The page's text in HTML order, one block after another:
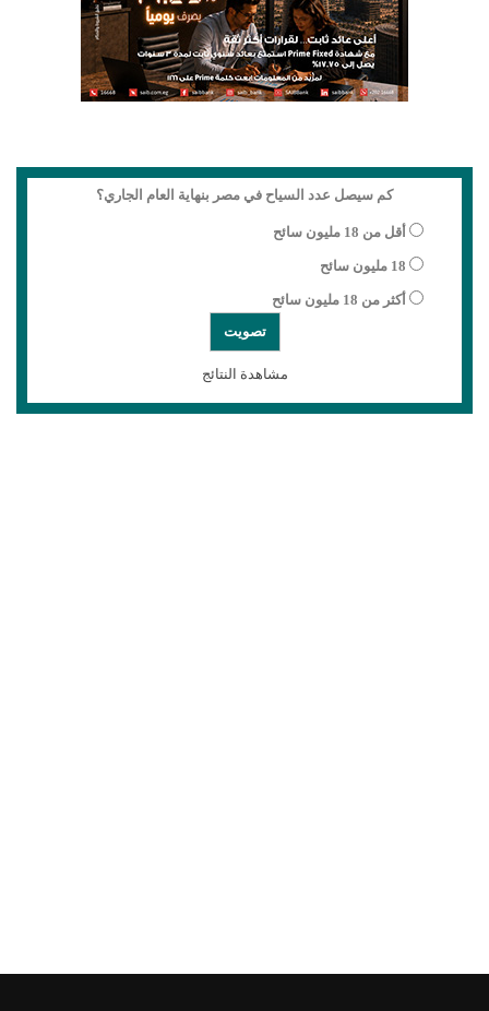
كم سيصل عدد السياح في مصر بنهاية العام الجاري؟
أقل من 18 مليون سائح
18 مليون سائح
أكثر من 18 مليون سائح
مشاهدة النتائج